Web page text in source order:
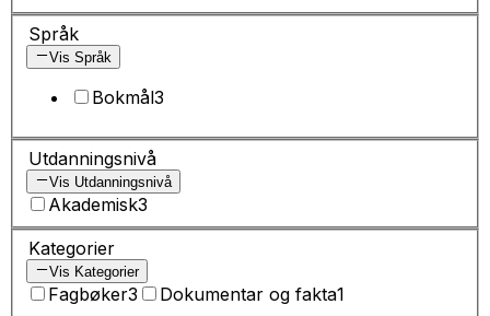
Språk
Vis Språk
Bokmål3
Utdanningsnivå
Vis Utdanningsnivå
Akademisk3
Kategorier
Vis Kategorier
Fagbøker3 Dokumentar og fakta1